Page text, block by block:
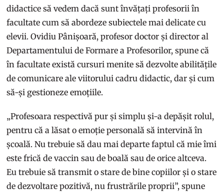
didactice să vedem dacă sunt învățați profesorii în
facultate cum să abordeze subiectele mai delicate cu
elevii. Ovidiu Pânișoară, profesor doctor și director al
Departamentului de Formare a Profesorilor, spune că
în facultate există cursuri menite să dezvolte abilitățile
de comunicare ale viitorului cadru didactic, dar și cum
să-și gestioneze emoțiile.
„Profesoara respectivă pur și simplu și-a depășit rolul,
pentru că a lăsat o emoție personală să intervină în
școală. Nu trebuie să dau mai departe faptul că mie îmi
este frică de vaccin sau de boală sau de orice altceva.
Eu trebuie să transmit o stare de bine copiilor și o stare
de dezvoltare pozitivă, nu frustrările proprii”, spune